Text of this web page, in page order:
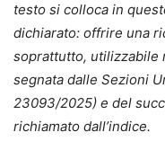
testo si colloca in
dichiarato: offrire una
soprattutto, utilizzabile
segnata dalle Sezioni
23093/2025) e del
richiamato dall’indice.